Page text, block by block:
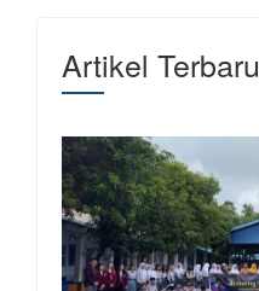
Artikel Terbaru